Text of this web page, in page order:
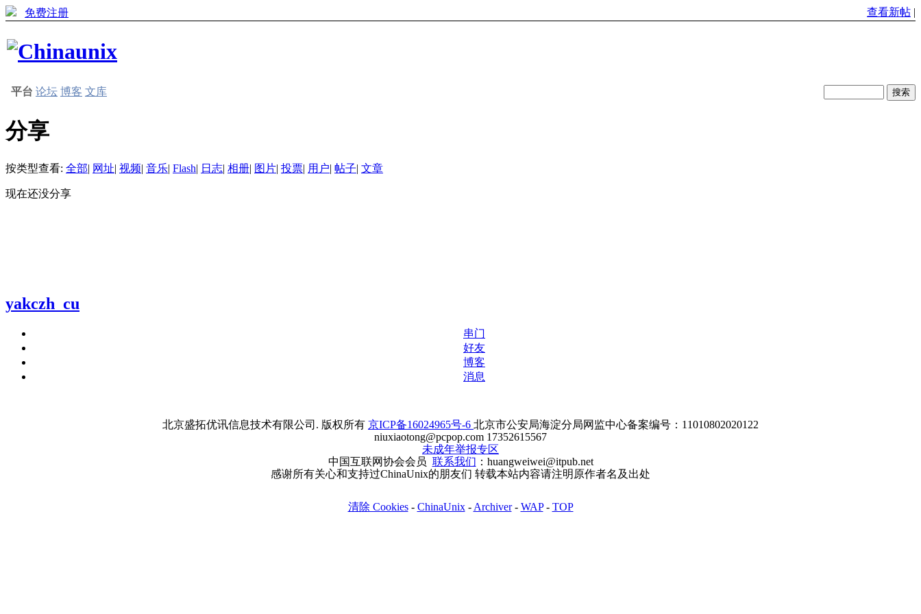
免费注册 查看新帖 |
平台 论坛 博客 文库
分享
按类型查看: 全部| 网址| 视频| 音乐| Flash| 日志| 相册| 图片| 投票| 用户| 帖子| 文章
现在还没分享
yakczh_cu
串门
好友
博客
消息
北京盛拓优讯信息技术有限公司. 版权所有 京ICP备16024965号-6 北京市公安局海淀分局网监中心备案编号：11010802020122
niuxiaotong@pcpop.com 17352615567
未成年举报专区
中国互联网协会会员 联系我们 ：huangweiwei@itpub.net
感谢所有关心和支持过ChinaUnix的朋友们 转载本站内容请注明原作者名及出处
清除 Cookies- ChinaUnix- Archiver- WAP- TOP